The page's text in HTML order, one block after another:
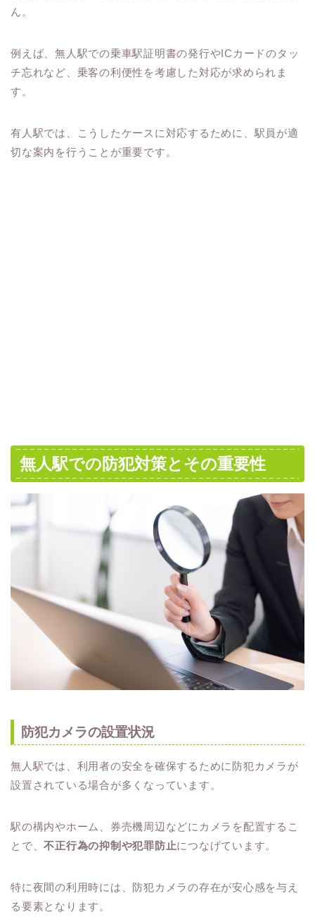
ん。
例えば、無人駅での乗車駅証明書の発行やICカードのタッ
チ忘れなど、乗客の利便性を考慮した対応が求められま
す。
有人駅では、こうしたケースに対応するために、駅員が適
切な案内を行うことが重要です。
無人駅での防犯対策とその重要性
防犯カメラの設置状況
無人駅では、利用者の安全を確保するために防犯カメラが
設置されている場合が多くなっています。
駅の構内やホーム、券売機周辺などにカメラを配置するこ
とで、不正行為の抑制や犯罪防止につなげています。
特に夜間の利用時には、防犯カメラの存在が安心感を与え
る要素となります。